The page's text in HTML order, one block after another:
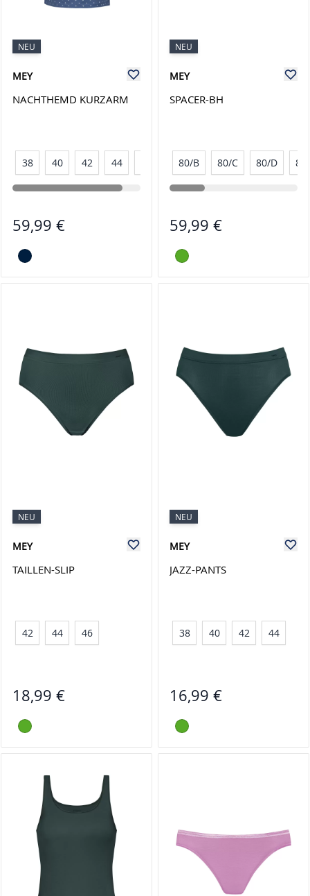
NEU
MEY
NACHTHEMD KURZARM
38 40 42 44
59,99 €
NEU
MEY
SPACER-BH
80/B 80/C 80/D
59,99 €
NEU
MEY
TAILLEN-SLIP
42 44 46
18,99 €
NEU
MEY
JAZZ-PANTS
38 40 42 44
16,99 €